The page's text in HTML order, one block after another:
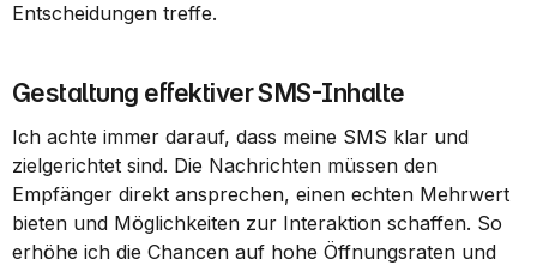
Entscheidungen treffe.
Gestaltung effektiver SMS-Inhalte
Ich achte immer darauf, dass meine SMS klar und
zielgerichtet sind. Die Nachrichten müssen den
Empfänger direkt ansprechen, einen echten Mehrwert
bieten und Möglichkeiten zur Interaktion schaffen. So
erhöhe ich die Chancen auf hohe Öffnungsraten und